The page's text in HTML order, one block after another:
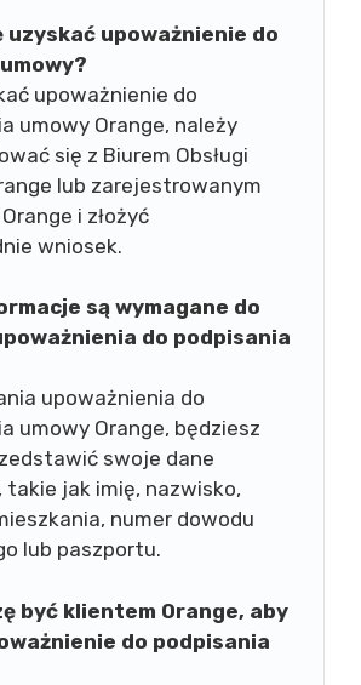
uzyskać upoważnienie do
upoważnienie do
umowy Orange, należy
się z Biurem Obsługi
lub zarejestrowanym
i złożyć
wniosek.
są wymagane do
do podpisania
upoważnienia do
umowy Orange, będziesz
swoje dane
takie jak imię, nazwisko,
numer dowodu
lub paszportu.
być klientem Orange, aby
do podpisania